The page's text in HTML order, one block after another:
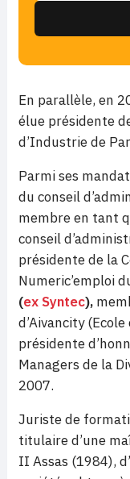
En parallèle, en
élue présidente
d’Industrie de
Parmi ses
du conseil
membre en tant
conseil
présidente de la
Numeric’emploi
(ex Syntec),
d’Aivancity
présidente
Managers de la
2007.
Juriste de
titulaire d’une
II Assas (1984),